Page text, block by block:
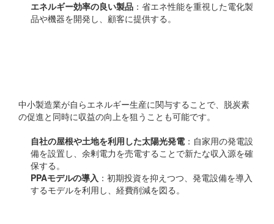
エネルギー効率の良い製品 ：省エネ性能を重視した電化製
品や機器を開発し、顧客に提供する。
中小製造業が自らエネルギー生産に関与することで、脱炭素
の促進と同時に収益の向上を狙うことも可能です。
自社の屋根や土地を利用した太陽光発電 ：自家用の発電設
備を設置し、余剰電力を売電することで新たな収入源を確
保する。
PPAモデルの導入 ：初期投資を抑えつつ、発電設備を導入
するモデルを利用し、経費削減を図る。